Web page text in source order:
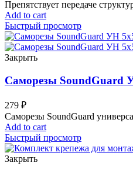
Препятствует передаче
Add to cart
Быстрый просмотр
Закрыть
Саморезы SoundGuard
279 ₽
Саморезы SoundGuard
Add to cart
Быстрый просмотр
Закрыть